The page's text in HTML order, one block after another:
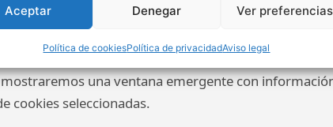
Aceptar Denegar Ver preferencias
Política de cookiesPolítica de privacidadAviso legal
en cada momento el detalle actualizado de
una ventana emergente con
cookies seleccionadas.